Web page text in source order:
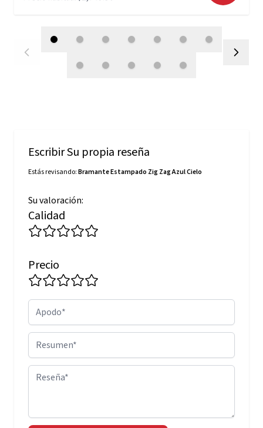
Escribir Su propia reseña
Estás revisando:Bramante Estampado Zig Zag Azul Cielo
Su valoración:
Calidad
Precio
Apodo
Resumen
Reseña